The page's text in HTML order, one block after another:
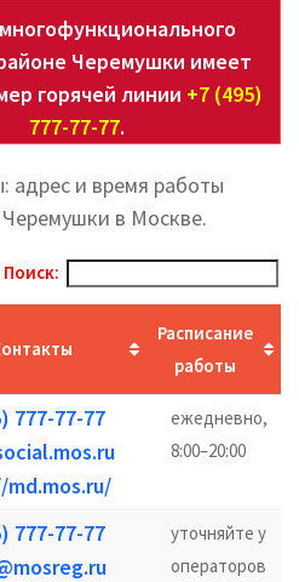
Черемушки имеет
горячей линии +7 (495)
777-77-77.
адрес и время работы
Черемушки в Москве.
Поиск:
Расписание
работы
777-77-77
ежедневно,
8:00–20:00
777-77-77
уточняйте у
операторов